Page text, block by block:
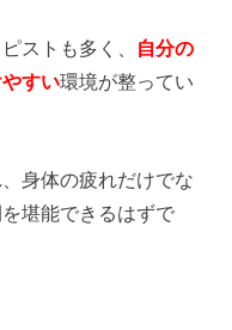
ストも多く、 自分の
すい環境が整ってい
身体の疲れだけでな
堪能できるはずで